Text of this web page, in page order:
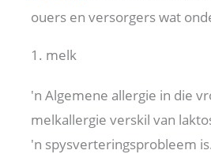
ouers en versorgers wat
1. melk
'n Algemene allergie in die
melkallergie verskil van
'n spysverteringsprobleem